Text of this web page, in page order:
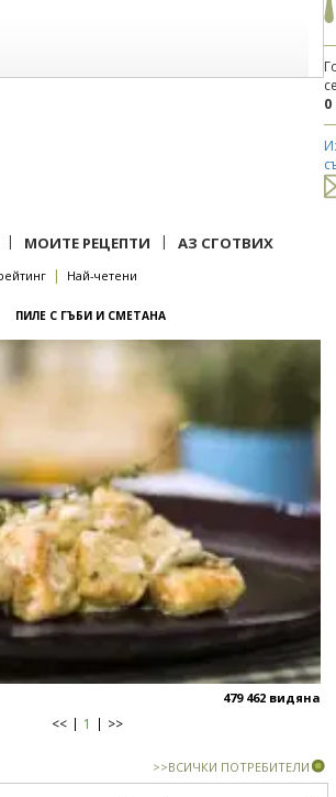
0
| МОИТЕ РЕЦЕПТИ | АЗ СГОТВИХ
| Най-четени
ПИЛЕ С ГЪБИ И СМЕТАНА
479 462 видяна
<< 1 >>
>>ВСИЧКИ ПОТРЕБИТЕЛИ